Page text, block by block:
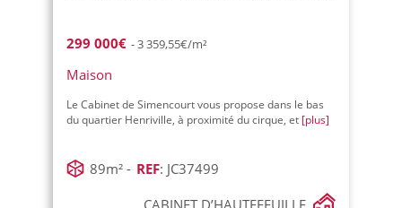
299 000€ - 3 359,55€/m²
Maison
Le Cabinet de Simencourt vous propose dans le bas
du quartier Henriville, à proximité du cirque, et [plus]
89m² - REF: JC37499